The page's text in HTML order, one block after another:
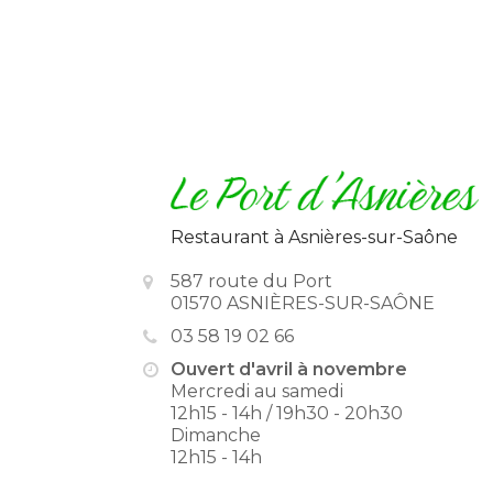
Restaurant à Asnières-sur-Saône
587 route du Port
01570 ASNIÈRES-SUR-SAÔNE
03 58 19 02 66
Ouvert d'avril à novembre
Mercredi au samedi
12h15 - 14h / 19h30 - 20h30
Dimanche
12h15 - 14h